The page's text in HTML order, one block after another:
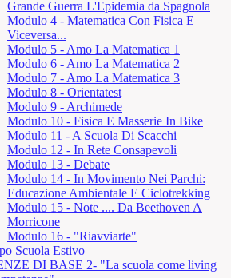
Grande Guerra L'Epidemia da Spagnola
Modulo 4 - Matematica Con Fisica E
Viceversa...
Modulo 5 - Amo La Matematica 1
Modulo 6 - Amo La Matematica 2
Modulo 7 - Amo La Matematica 3
Modulo 8 - Orientatest
Modulo 9 - Archimede
Modulo 10 - Fisica E Masserie In Bike
Modulo 11 - A Scuola Di Scacchi
Modulo 12 - In Rete Consapevoli
Modulo 13 - Debate
Modulo 14 - In Movimento Nei Parchi:
Educazione Ambientale E Ciclotrekking
Modulo 15 - Note .... Da Beethoven A
Morricone
Modulo 16 - "Riavviarte"
Scuola Estivo
DI BASE 2- "La scuola come living